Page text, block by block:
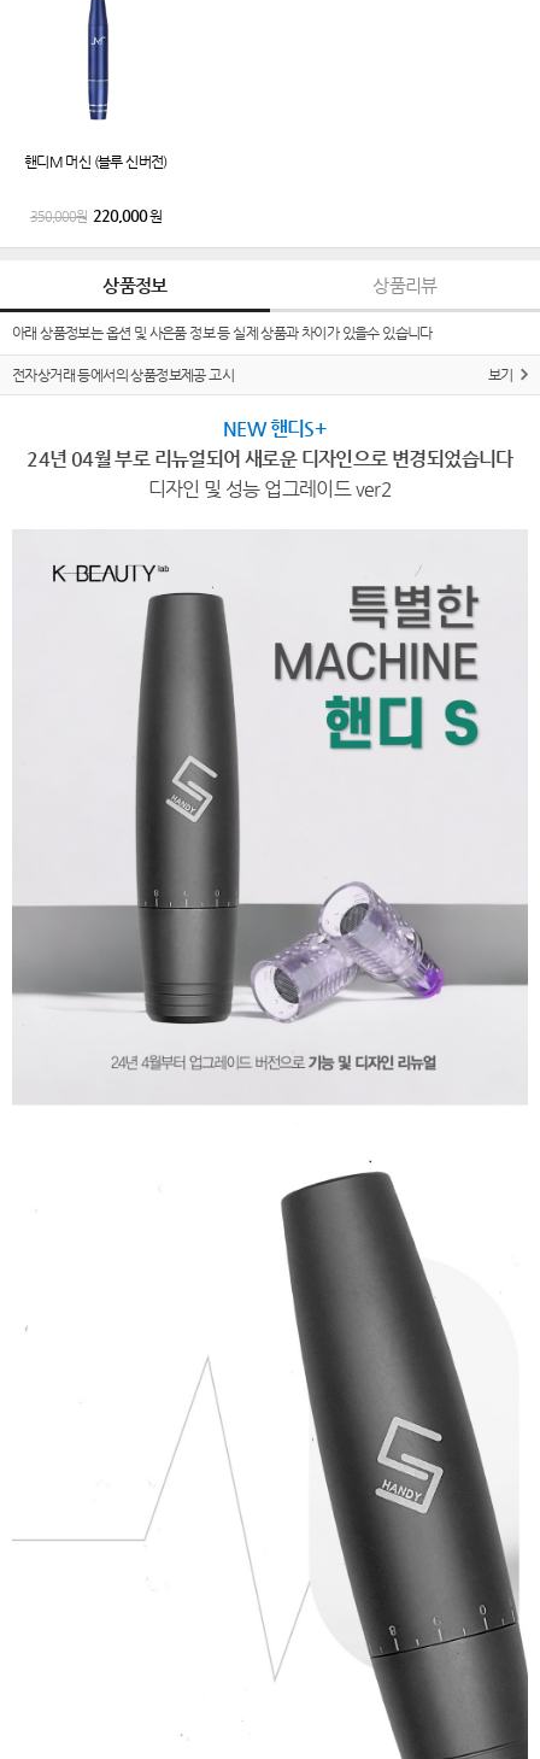
핸디M 머신 (블루 신버전)
350,000원 220,000원
상품정보 상품리뷰
아래 상품정보는 옵션 및 사은품 정보 등 실제 상품과 차이가 있을수 있습니다
전자상거래 등에서의 상품정보제공 고시 보기
NEW 핸디S+
24년 04월 부로 리뉴얼되어 새로운 디자인으로 변경되었습니다
디자인 및 성능 업그레이드 ver2